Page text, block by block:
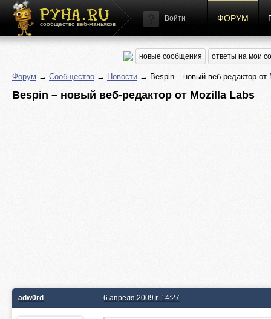
сообщество веб-маньяков
Войти ФОРУМ
новые сообщения ответы на мои
Форум → Сообщество → Новости → Bespin – новый веб-редактор от
Bespin – новый веб-редактор от Mozilla Labs
adw0rd 6 апреля 2009 г. 14:27